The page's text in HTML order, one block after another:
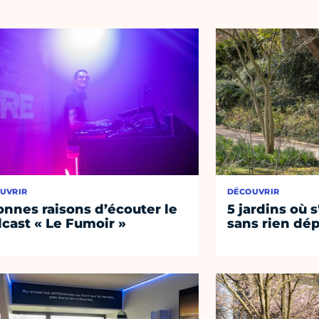
raisons d’écouter le
« Le Fumoir »
DÉCOUVRIR
5 jardins où
sans rien